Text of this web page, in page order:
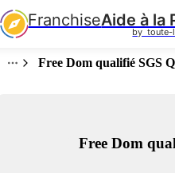
FranchiseAide à la
by  toute-
Free Dom qualifié SGS
Free Dom